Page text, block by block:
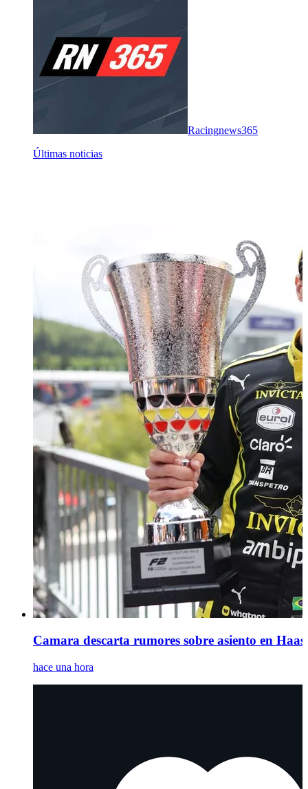
Racingnews365
Últimas noticias
Camara descarta rumores sobre asiento en
hace una hora